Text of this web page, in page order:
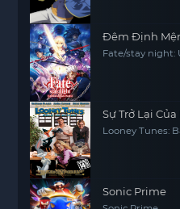
Sage in the
Đêm Định
Fate/stay night:
Sự Trở Lại
Looney Tunes:
Sonic Prime